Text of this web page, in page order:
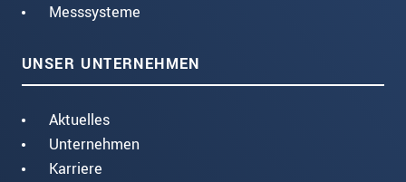
Messsysteme
UNSER UNTERNEHMEN
Aktuelles
Unternehmen
Karriere